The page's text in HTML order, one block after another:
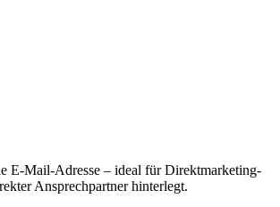
E-Mail-Adresse – ideal für Direktmarketing-
Ansprechpartner hinterlegt.